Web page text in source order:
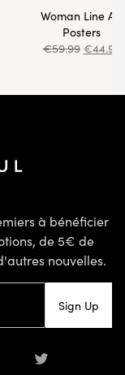
Woman Line Art
Posters
€59.99 €44.99
à bénéficier
de 5€ de
nouvelles.
Sign Up
Twitter